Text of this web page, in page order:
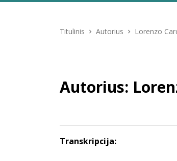
Titulinis Autorius Lorenzo
Autorius:
Transkripcija: